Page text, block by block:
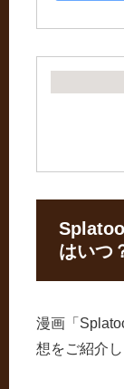
はいつ
漫画「
想をご紹介し